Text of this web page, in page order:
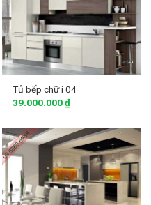
Tủ bếp chữ i 04
39.000.000₫